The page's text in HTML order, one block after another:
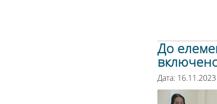
До
Дата: